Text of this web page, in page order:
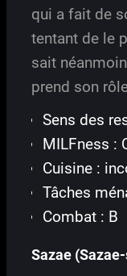
qui a fait de
tentant de le
sait
prend son
Sens des
MILFness :
Cuisine :
Tâches
Combat : B
Sazae